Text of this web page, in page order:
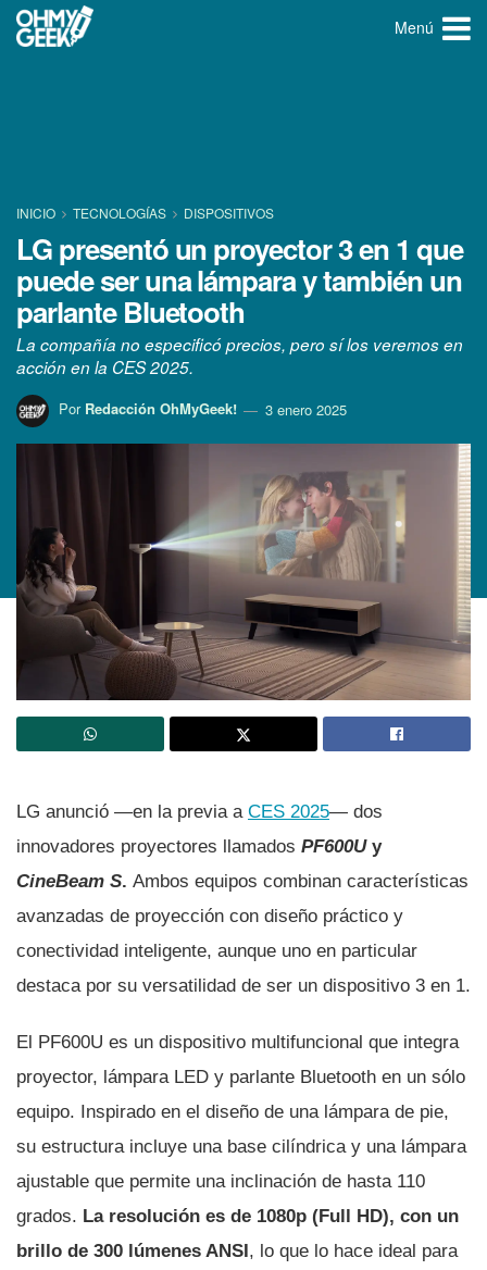
Menú
INICIO TECNOLOGÍ­AS DISPOSITIVOS
LG presentó un proyector 3 en 1 que
puede ser una lámpara y también un
parlante Bluetooth
La compañía no especificó precios, pero sí los veremos en
acción en la CES 2025.
Por Redacción OhMyGeek! 3 enero 2025
LG anunció —en la previa a CES 2025— dos
innovadores proyectores llamados PF600Uy
CineBeam S. Ambos equipos combinan características
avanzadas de proyección con diseño práctico y
conectividad inteligente, aunque uno en particular
destaca por su versatilidad de ser un dispositivo 3 en 1.
El PF600U es un dispositivo multifuncional que integra
proyector, lámpara LED y parlante Bluetooth en un sólo
equipo. Inspirado en el diseño de una lámpara de pie,
su estructura incluye una base cilíndrica y una lámpara
ajustable que permite una inclinación de hasta 110
grados. La resolución es de 1080p (Full HD), con un
brillo de 300 lúmenes ANSI, lo que lo hace ideal para